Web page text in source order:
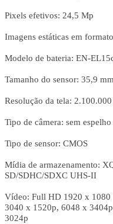
Pixels efetivos: 24,5 Mp
Imagens estáticas em
Modelo de bateria: EN-
Tamanho do sensor: 35,9
Resolução da tela:
Tipo de câmera: sem espelho
Tipo de sensor: CMOS
Mídia de armazenamento:
SD/SDHC/SDXC UHS-II
Vídeo: Full HD 1920 x
3040 x 1520p, 6048 x
3024p